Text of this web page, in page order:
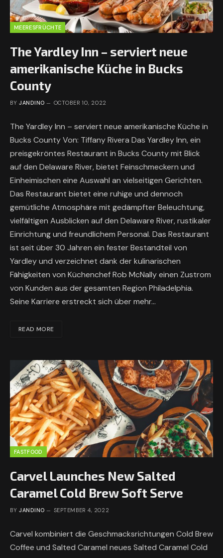
MEERESFRÜCHTE
The Yardley Inn – serviert neue
amerikanische Küche in Bucks
County
BY JANDINO OCTOBER 10, 2022
The Yardley Inn – serviert neue amerikanische Küche in
Bucks County Von: Tiffany Rivera Das Yardley Inn, ein
preisgekröntes Restaurant in Bucks County mit Blick
auf den Delaware River, bietet Feinschmeckern und
Einheimischen eine Auswahl an vielseitigen Gerichten.
Das Restaurant bietet eine ruhige und dennoch
gemütliche Atmosphäre mit gedämpfter Beleuchtung,
vielfältigen Ausblicken auf den Delaware River, rustikaler
Einrichtung und freundlichem Personal. Das Restaurant
ist seit über 30 Jahren ein fester Bestandteil von
Yardley und verzeichnet dank der kulinarischen
Fähigkeiten von Küchenchef Rob McNally einen Zustrom
von Kunden aus der gesamten Region Philadelphia.
Seine Karriere erstreckt sich über mehr…
READ MORE
FASTFOOD
Carvel Launches New Salted
Caramel Cold Brew Soft Serve
BY JANDINO SEPTEMBER 4, 2022
Carvel kombiniert die Geschmacksrichtungen Cold Brew
Coffee und Salted Caramel neues Salted Caramel Cold